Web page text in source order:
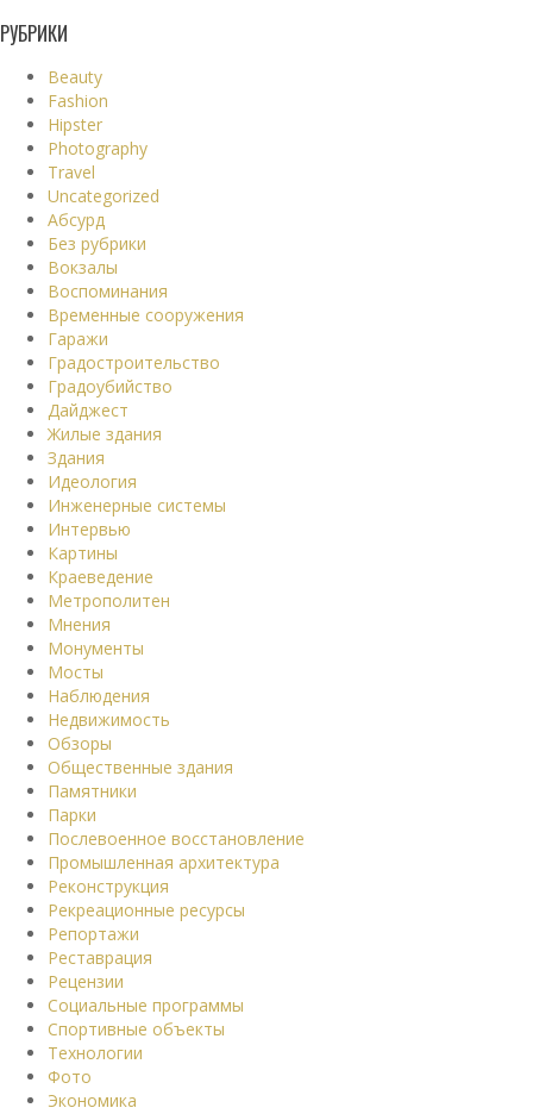
РУБРИКИ
Beauty
Fashion
Hipster
Photography
Travel
Uncategorized
Абсурд
Без рубрики
Вокзалы
Воспоминания
Временные сооружения
Гаражи
Градостроительство
Градоубийство
Дайджест
Жилые здания
Здания
Идеология
Инженерные системы
Интервью
Картины
Краеведение
Метрополитен
Мнения
Монументы
Мосты
Наблюдения
Недвижимость
Обзоры
Общественные здания
Памятники
Парки
Послевоенное восстановление
Промышленная архитектура
Реконструкция
Рекреационные ресурсы
Репортажи
Реставрация
Рецензии
Социальные программы
Спортивные объекты
Технологии
Фото
Экономика